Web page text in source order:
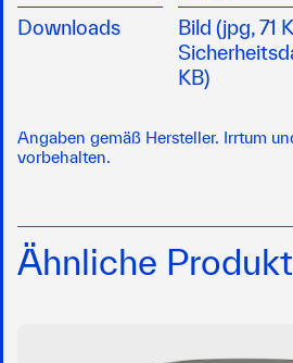
Downloads
Bild (jpg, 71
KB)
Angaben gemäß Hersteller. Irrtum
vorbehalten.
Ähnliche